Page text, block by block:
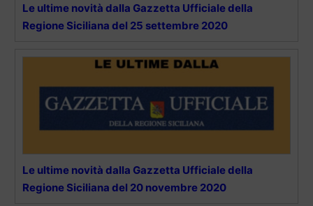
Le ultime novità dalla Gazzetta Ufficiale della
Regione Siciliana del 25 settembre 2020
Le ultime novità dalla Gazzetta Ufficiale della
Regione Siciliana del 20 novembre 2020